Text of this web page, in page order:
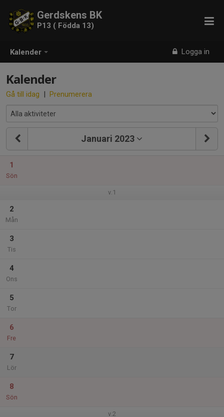
Kalender Logga in
Gerdskens BK
P13 ( Födda 13)
Kalender
Gå till idag | Prenumerera
Januari 2023
1
Sön
v.1
2
Mån
3
Tis
4
Ons
5
Tor
6
Fre
7
Lör
8
Sön
v.2